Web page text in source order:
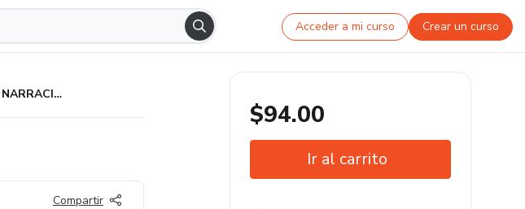
Acceder a mi curso Crear un curso
CURSO DE NARRACIÓN DEPORTIVA
Compartir
$94.00
Ir al carrito